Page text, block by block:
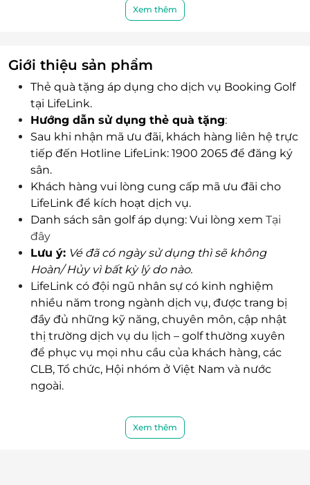
hoặc ở trạng thái "Đã sử dụng".
Hotline hỗ trợ: 1900 2065 -
Xem thêm
Giới thiệu sản phẩm
Thẻ quà tặng áp dụng cho dịch vụ Booking Golf
tại LifeLink.
Hướng dẫn sử dụng thẻ quà tặng:
Sau khi nhận mã ưu đãi, khách hàng liên hệ trực
tiếp đến Hotline LifeLink: 1900 2065 để đăng ký
sân.
Khách hàng vui lòng cung cấp mã ưu đãi cho
LifeLink để kích hoạt dịch vụ.
Danh sách sân golf áp dụng: Vui lòng xem Tại
đây
Lưu ý: Vé đã có ngày sử dụng thì sẽ không
Hoàn/ Hủy vì bất kỳ lý do nào.
LifeLink có đội ngũ nhân sự có kinh nghiệm
nhiều năm trong ngành dịch vụ, được trang bị
đầy đủ những kỹ năng, chuyên môn, cập nhật
thị trường dịch vụ du lịch – golf thường xuyên
để phục vụ mọi nhu cầu của khách hàng, các
CLB, Tổ chức, Hội nhóm ở Việt Nam và nước
ngoài.
Xem thêm